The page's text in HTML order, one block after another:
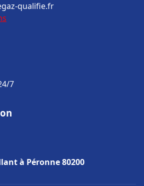
qualifie.fr
7
à Péronne 80200